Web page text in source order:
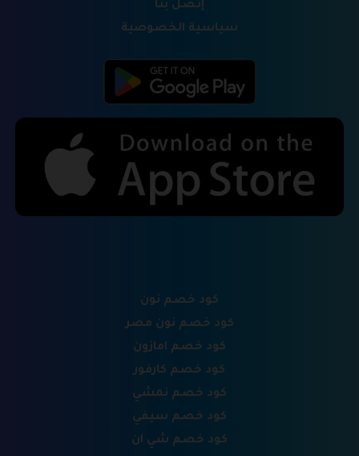
إتصل بنا
سياسية الخصوصية
كود خصم نون
كود خصم نون مصر
كود خصم امازون
كود خصم كارفور
كود خصم نمشي
كود خصم سيفي
كود خصم شي ان